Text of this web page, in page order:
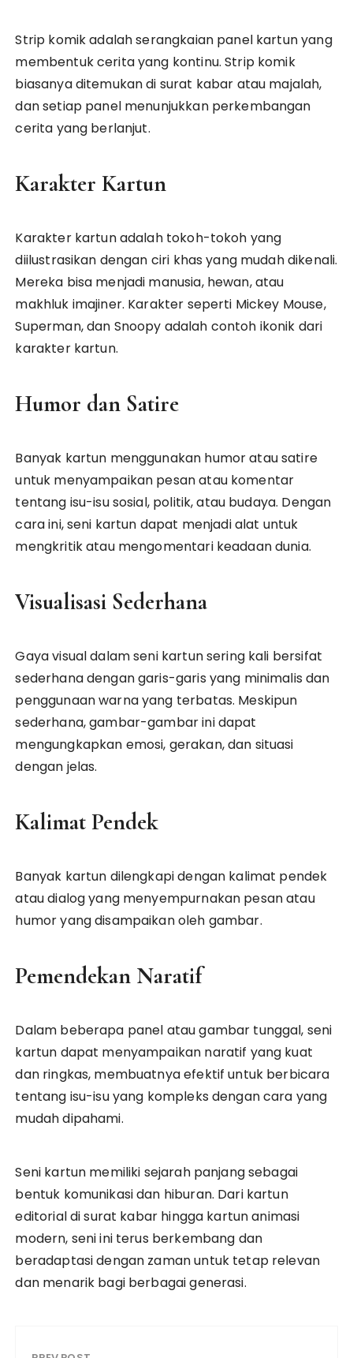
Strip komik adalah serangkaian panel kartun yang
membentuk cerita yang kontinu. Strip komik
biasanya ditemukan di surat kabar atau majalah,
dan setiap panel menunjukkan perkembangan
cerita yang berlanjut.
Karakter Kartun
Karakter kartun adalah tokoh-tokoh yang
diilustrasikan dengan ciri khas yang mudah dikenali.
Mereka bisa menjadi manusia, hewan, atau
makhluk imajiner. Karakter seperti Mickey Mouse,
Superman, dan Snoopy adalah contoh ikonik dari
karakter kartun.
Humor dan Satire
Banyak kartun menggunakan humor atau satire
untuk menyampaikan pesan atau komentar
tentang isu-isu sosial, politik, atau budaya. Dengan
cara ini, seni kartun dapat menjadi alat untuk
mengkritik atau mengomentari keadaan dunia.
Visualisasi Sederhana
Gaya visual dalam seni kartun sering kali bersifat
sederhana dengan garis-garis yang minimalis dan
penggunaan warna yang terbatas. Meskipun
sederhana, gambar-gambar ini dapat
mengungkapkan emosi, gerakan, dan situasi
dengan jelas.
Kalimat Pendek
Banyak kartun dilengkapi dengan kalimat pendek
atau dialog yang menyempurnakan pesan atau
humor yang disampaikan oleh gambar.
Pemendekan Naratif
Dalam beberapa panel atau gambar tunggal, seni
kartun dapat menyampaikan naratif yang kuat
dan ringkas, membuatnya efektif untuk berbicara
tentang isu-isu yang kompleks dengan cara yang
mudah dipahami.
Seni kartun memiliki sejarah panjang sebagai
bentuk komunikasi dan hiburan. Dari kartun
editorial di surat kabar hingga kartun animasi
modern, seni ini terus berkembang dan
beradaptasi dengan zaman untuk tetap relevan
dan menarik bagi berbagai generasi.